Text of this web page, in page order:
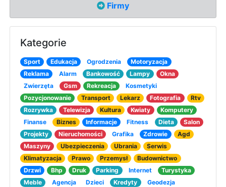
Firmy
Kategorie
Sport Edukacja Ogrodzenia
Motoryzacja
Reklama
Alarm Bankowość Lampy
Okna
Zwierzęta
Gsm Rekreacja
Kosmetyki
Pozycjonowanie
Transport Lekarz Fotografia
Rtv
Rozrywka
Telewizja Kultura Kwiaty
Komputery
Finanse
Biznes Informacje Fitness Dieta
Salon
Projekty
Nieruchomości Grafika Zdrowie
Agd
Maszyny
Ubezpieczenia Ubrania
Serwis
Klimatyzacja
Prawo Przemysł
Budownictwo
Drzwi
Bhp Druk Parking Internet
Turystyka
Meble
Agencja Dzieci Kredyty
Geodezja